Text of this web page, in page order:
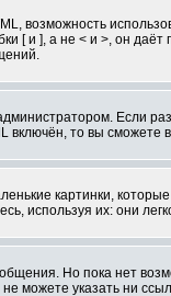
возможность
[ и ], а не < и >, он
Если
включён, то вы сможете
картинки,
используя их: они
Но пока нет
можете указать ни